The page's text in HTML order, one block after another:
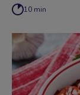
10 min